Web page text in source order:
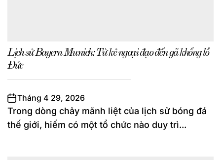
Lịch sử Bayern Munich: Từ kẻ ngoại đạo đến gã khổng lồ
Đức
Tháng 4 29, 2026
Trong dòng chảy mãnh liệt của lịch sử bóng đá
thế giới, hiếm có một tổ chức nào duy trì...